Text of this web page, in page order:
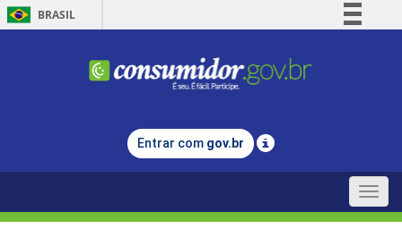
BRASIL
Comunica BR
Legislação
Entrar com gov.br
Toggle